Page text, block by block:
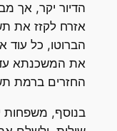
הדיור יקר, אך
אזרח לקזז את
הברוטו, כל עוד
את המשכנתא עד
החזרים ברמת
בנוסף, משפחות